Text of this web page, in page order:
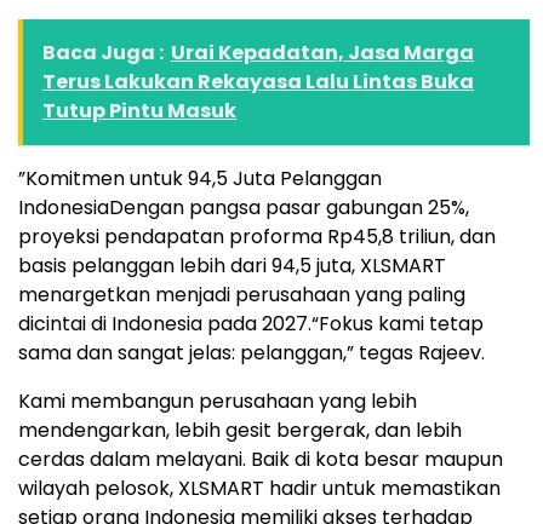
Baca Juga : Urai Kepadatan, Jasa Marga
Terus Lakukan Rekayasa Lalu Lintas Buka
Tutup Pintu Masuk
”Komitmen untuk 94,5 Juta Pelanggan
IndonesiaDengan pangsa pasar gabungan 25%,
proyeksi pendapatan proforma Rp45,8 triliun, dan
basis pelanggan lebih dari 94,5 juta, XLSMART
menargetkan menjadi perusahaan yang paling
dicintai di Indonesia pada 2027.“Fokus kami tetap
sama dan sangat jelas: pelanggan,” tegas Rajeev.
Kami membangun perusahaan yang lebih
mendengarkan, lebih gesit bergerak, dan lebih
cerdas dalam melayani. Baik di kota besar maupun
wilayah pelosok, XLSMART hadir untuk memastikan
setiap orang Indonesia memiliki akses terhadap